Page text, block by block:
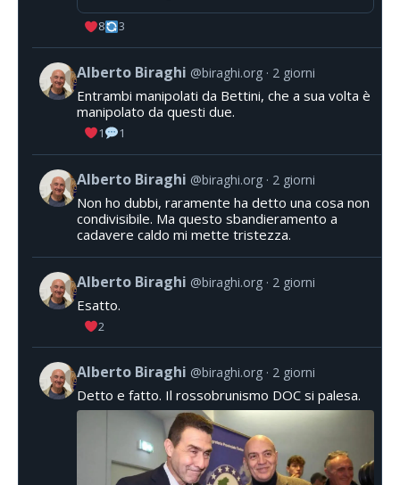
8 3
Alberto Biraghi @biraghi.org 2 giorni
Entrambi manipolati da Bettini, che a sua volta è
manipolato da questi due.
1 1
Alberto Biraghi @biraghi.org 2 giorni
Non ho dubbi, raramente ha detto una cosa non
condivisibile. Ma questo sbandieramento a
cadavere caldo mi mette tristezza.
Alberto Biraghi @biraghi.org 2 giorni
Esatto.
2
Alberto Biraghi @biraghi.org 2 giorni
Detto e fatto. Il rossobrunismo DOC si palesa.